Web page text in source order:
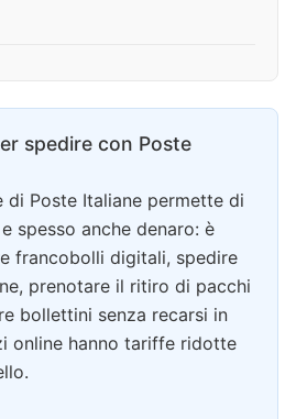
spedire con Poste
Poste Italiane permette di
spesso anche denaro: è
francobolli digitali, spedire
prenotare il ritiro di pacchi
bollettini senza recarsi in
online hanno tariffe ridotte